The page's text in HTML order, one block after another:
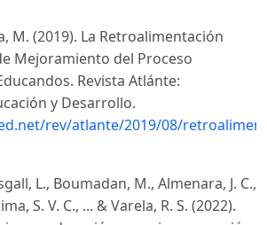
M. (2019). La Retroalimentación
Mejoramiento del Proceso
Revista Atlánte:
y Desarrollo.
rev/atlante/2019/08/
L., Boumadan, M., Almenara, J. C.,
S. V. C., ... & Varela, R. S. (2022).